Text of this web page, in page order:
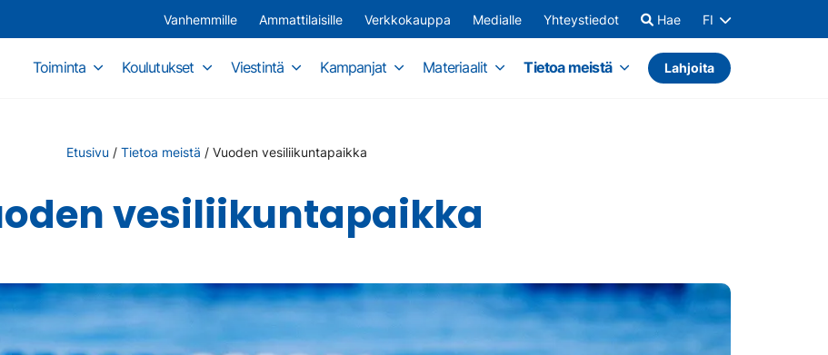
Vanhemmille Ammattilaisille Verkkokauppa Medialle Yhteystiedot Hae FI
Toiminta Koulutukset Viestintä Kampanjat Materiaalit Tietoa meistä Lahjoita
Etusivu /Tietoa meistä /Vuoden vesiliikuntapaikka
vesiliikuntapaikka